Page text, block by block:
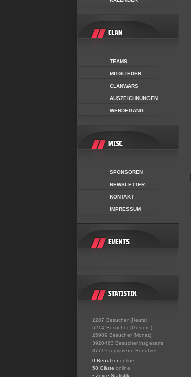
TEAMS
MITGLIEDER
CLANWARS
AUSZEICHNUNGEN
WERDEGANG
SPONSOREN
NEWSLETTER
KONTAKT
IMPRESSUM
2287 Besucher (Heute)
5214 Besucher (Gestern)
25989 Besucher (Monat)
3920463 Besucher insgesamt
37712 registrierte Benutzer
0 Benutzer online
58 Gäste online
• Zeige Statistik